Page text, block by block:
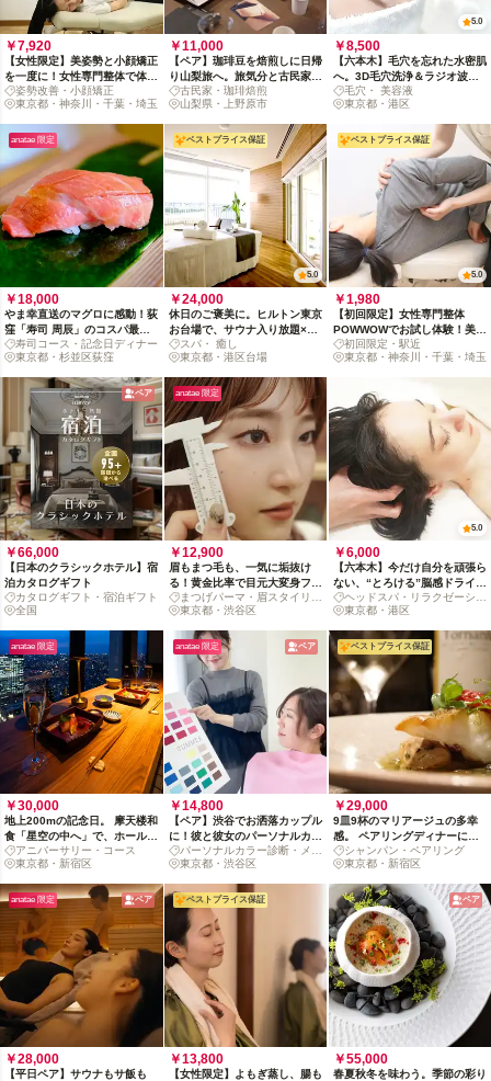
￥7,920
【女性限定】美姿勢と小顔矯正
を一度に！女性専門整体で体も
顔もトータルケア
姿勢改善・小顔矯正
東京都・神奈川・千葉・埼玉
￥11,000
【ペア】珈琲豆を焙煎しに日帰
り山梨旅へ。旅気分と古民家を
味わう幸せ時間
古民家・珈琲焙煎
山梨県・上野原市
5.0
￥8,500
【六本木】毛穴を忘れた水密肌
へ。3D毛穴洗浄＆ラジオ波美
容液導入エステ
毛穴・ 美容液
東京都・港区
anatae 限定
￥18,000
やま幸直送のマグロに感動！荻
窪「寿司 周辰」のコスパ最強
おまかせコース
寿司コース・記念日ディナー
東京都・杉並区荻窪
ベストプライス保証
5.0
￥24,000
休日のご褒美に。ヒルトン東京
お台場で、サウナ入り放題×エ
ステの極上体験を
スパ・ 癒し
東京都・港区台場
ベストプライス保証
5.0
￥1,980
【初回限定】女性専門整体
POWWOWでお試し体験！美
脚・骨盤・猫背・小顔から選べ
る体メンテナンス
初回限定・駅近
東京都・神奈川・千葉・埼玉
ペア
￥66,000
【日本のクラシックホテル】宿
泊カタログギフト
カタログギフト・宿泊ギフト
全国
anatae 限定
￥12,900
眉もまつ毛も、一気に垢抜け
る！黄金比率で目元大変身フル
コース
まつげパーマ・眉スタイリン
グ
東京都・渋谷区
5.0
￥6,000
【六本木】今だけ自分を頑張ら
ない、“とろける”脳感ドライヘ
ッドアロマスパ
ヘッドスパ・リラクゼーショ
ン
東京都・港区
anatae 限定
￥30,000
地上200mの記念日。 摩天楼和
食「星空の中へ」で、ホールケ
ーキ付ディナー（飲み放題付
き）
アニバーサリー・コース
東京都・新宿区
anatae 限定 ペア
￥14,800
【ペア】渋谷でお洒落カップル
に！彼と彼女のパーソナルカラ
ー診断＆メイク体験
パーソナルカラー診断・メイ
ク
東京都・渋谷区
ベストプライス保証
￥29,000
9皿9杯のマリアージュの多幸
感。 ペアリングディナーに酔
いしれる、神楽坂の濃密な夜へ
シャンパン・ペアリング
東京都・新宿区
anatae 限定 ペア
￥28,000
【平日ペア】サウナもサ飯も
ベストプライス保証
￥13,800
【女性限定】よもぎ蒸し、腸も
ペア
￥55,000
春夏秋冬を味わう。季節の彩り